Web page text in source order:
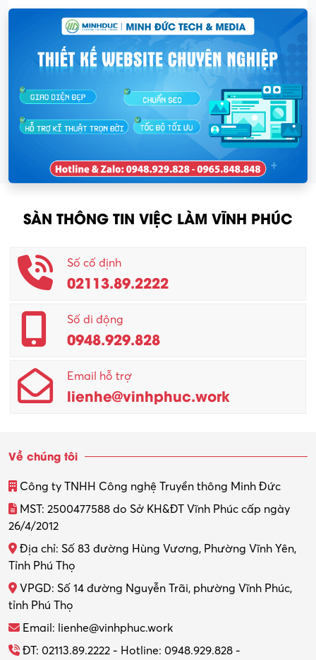
SÀN THÔNG TIN VIỆC LÀM VĨNH PHÚC
Số cố định
02113.89.2222
Số di động
0948.929.828
Email hỗ trợ
lienhe@vinhphuc.work
Về chúng tôi
Công ty TNHH Công nghệ Truyền thông Minh Đức
MST: 2500477588 do Sở KH&ĐT Vĩnh Phúc cấp ngày
26/4/2012
Địa chỉ: Số 83 đường Hùng Vương, Phường Vĩnh Yên,
Tỉnh Phú Thọ
VPGD: Số 14 đường Nguyễn Trãi, phường Vĩnh Phúc,
tỉnh Phú Thọ
Email: lienhe@vinhphuc.work
ĐT: 02113.89.2222 - Hotline: 0948.929.828 -